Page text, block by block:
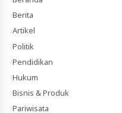
Berita
Artikel
Politik
Pendidikan
Hukum
Bisnis & Produk
Pariwisata